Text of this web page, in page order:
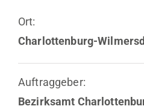
Ort:
Charlottenburg-
Auftraggeber:
Bezirksamt